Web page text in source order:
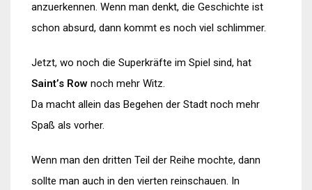
anzuerkennen. Wenn man denkt, die Geschichte ist
schon absurd, dann kommt es noch viel schlimmer.
Jetzt, wo noch die Superkräfte im Spiel sind, hat
Saint’s Row noch mehr Witz.
Da macht allein das Begehen der Stadt noch mehr
Spaß als vorher.
Wenn man den dritten Teil der Reihe mochte, dann
sollte man auch in den vierten reinschauen. In